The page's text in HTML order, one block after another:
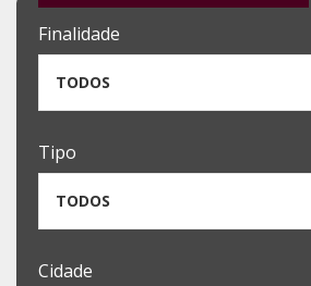
Finalidade
TODOS
Tipo
TODOS
Cidade